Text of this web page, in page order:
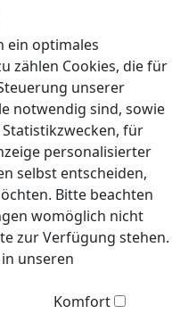
ein optimales
zählen Cookies, die für
unserer
notwendig sind, sowie
für
personalisierter
selbst entscheiden,
Bitte beachten
womöglich nicht
zur Verfügung stehen.
unseren
Komfort